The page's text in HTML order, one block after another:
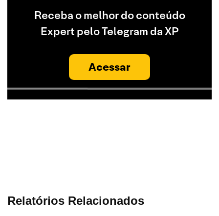
Receba o melhor do conteúdo
Expert pelo Telegram da XP
Acessar
Relatórios Relacionados